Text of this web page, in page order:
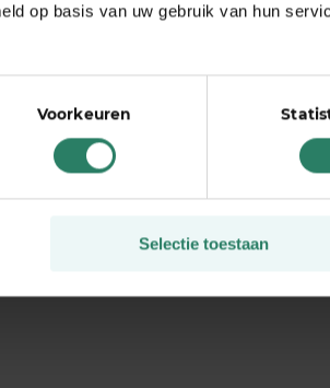
op basis van uw gebruik van hun
Voorkeuren
Selectie toestaan
met yoga (omdat ik niets kan) en
‘mindful’ te zijn. Maar dan zonder
gewaad aan in lotushouding.
[…]